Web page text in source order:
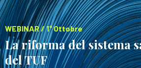
WEBINAR / 1° Ottobre
La riforma del sistema
del TUF